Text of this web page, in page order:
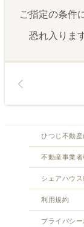
ご指定の条件
恐れ入りま
ひつじ不動産
不動産事業者
シェアハウ
利用規約
プライバシ